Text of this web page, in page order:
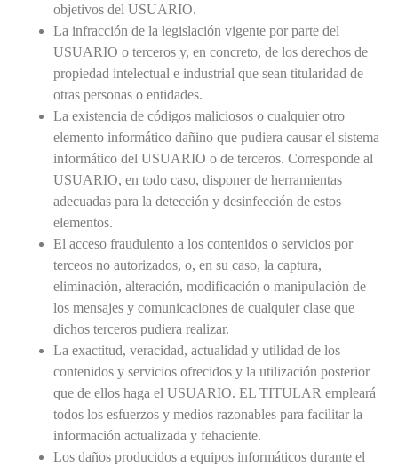
objetivos del USUARIO.
La infracción de la legislación vigente por parte del
USUARIO o terceros y, en concreto, de los derechos de
propiedad intelectual e industrial que sean titularidad de
otras personas o entidades.
La existencia de códigos maliciosos o cualquier otro
elemento informático dañino que pudiera causar el sistema
informático del USUARIO o de terceros. Corresponde al
USUARIO, en todo caso, disponer de herramientas
adecuadas para la detección y desinfección de estos
elementos.
El acceso fraudulento a los contenidos o servicios por
terceos no autorizados, o, en su caso, la captura,
eliminación, alteración, modificación o manipulación de
los mensajes y comunicaciones de cualquier clase que
dichos terceros pudiera realizar.
La exactitud, veracidad, actualidad y utilidad de los
contenidos y servicios ofrecidos y la utilización posterior
que de ellos haga el USUARIO. EL TITULAR empleará
todos los esfuerzos y medios razonables para facilitar la
información actualizada y fehaciente.
Los daños producidos a equipos informáticos durante el